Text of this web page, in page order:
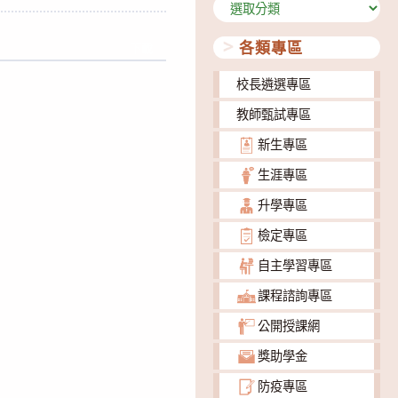
類
各類專區
校長遴選專區
教師甄試專區
新生專區
生涯專區
升學專區
檢定專區
自主學習專區
課程諮詢專區
公開授課網
獎助學金
防疫專區